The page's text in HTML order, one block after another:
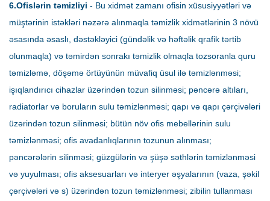
6.Ofislərin təmizliyi - Bu xidmət zamanı ofisin xüsusiyyətləri və
müştərinin istəkləri nəzərə alınmaqla təmizlik xidmətlərinin 3 növü
əsasında əsaslı, dəstəkləyici (gündəlik və həftəlik qrafik tərtib
olunmaqla) və təmirdən sonrakı təmizlik olmaqla tozsoranla quru
təmizləmə, döşəmə örtüyünün müvafiq üsul ilə təmizlənməsi;
işıqlandırıcı cihazlar üzərindən tozun silinməsi; pəncərə altıları,
radiatorlar və boruların sulu təmizlənməsi; qapı və qapı çərçivələri
üzərindən tozun silinməsi; bütün növ ofis mebellərinin sulu
təmizlənməsi; ofis avadanlıqlarının tozunun alınması;
pəncərələrin silinməsi; güzgülərin və şüşə səthlərin təmizlənməsi
və yuyulması; ofis aksesuarları və interyer əşyalarının (vaza, şəkil
çərçivələri və s) üzərindən tozun təmizlənməsi; zibilin tullanması